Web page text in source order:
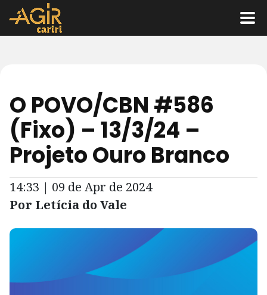
O POVO/CBN #586
(Fixo) – 13/3/24 –
Projeto Ouro Branco
14:33 | 09 de Apr de 2024
Por Letícia do Vale